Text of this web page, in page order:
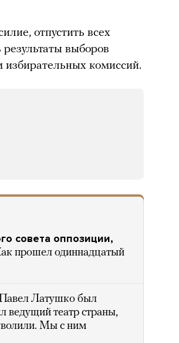
отпустить всех
выборов
избирательных комиссий.
совета оппозиции,
прошел одиннадцатый
Латушко был
ведущий театр страны,
Мы с ним